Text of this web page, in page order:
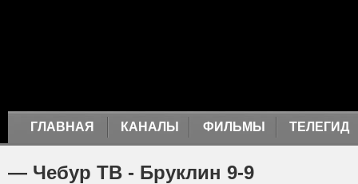
ГЛАВНАЯ КАНАЛЫ ФИЛЬМЫ ТЕЛЕГИД
— Чебур ТВ - Бруклин 9-9